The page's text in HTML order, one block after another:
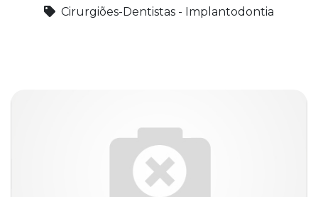
Cirurgiões-Dentistas - Implantodontia